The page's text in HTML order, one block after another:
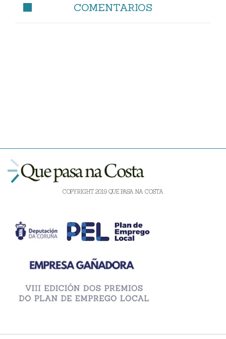
COMENTARIOS
COPYRIGHT 2019 QUE PASA NA COSTA